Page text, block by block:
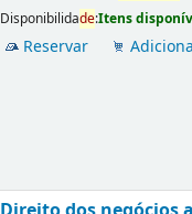
Disponibilidade:Itens
Reservar